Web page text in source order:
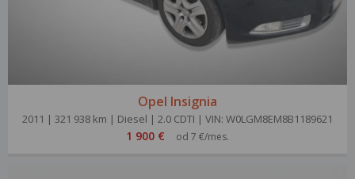
Opel Insignia
2011 | 321 938 km | Diesel | 2.0 CDTI | VIN: W0LGM8EM8B1189621
1 900 € od 7 €/mes.